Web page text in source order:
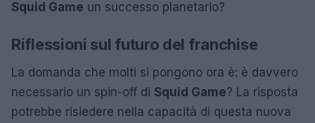
Squid Game un successo planetario?
Riflessioni sul futuro del franchise
La domanda che molti si pongono ora è: è davvero
necessario un spin-off di Squid Game? La risposta
potrebbe risiedere nella capacità di questa nuova